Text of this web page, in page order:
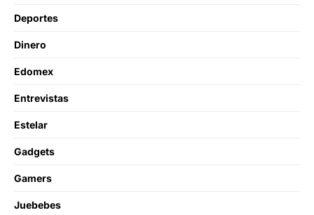
Deportes
Dinero
Edomex
Entrevistas
Estelar
Gadgets
Gamers
Juebebes